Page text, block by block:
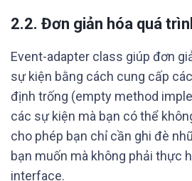
2.2. Đơn giản hóa quá
Event-adapter class giúp đơn
sự kiện bằng cách cung cấp
định trống (empty method
các sự kiện mà bạn có thể
cho phép bạn chỉ cần ghi đè
bạn muốn mà không phải thực
interface.